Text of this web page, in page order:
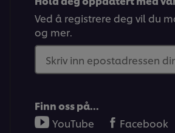
Ved å registrere deg vil du
og mer.
Skriv inn epostadressen
Finn oss på…
YouTube
Facebook